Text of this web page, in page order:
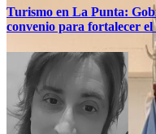
Turismo en La Punta:
convenio para fortalecer el